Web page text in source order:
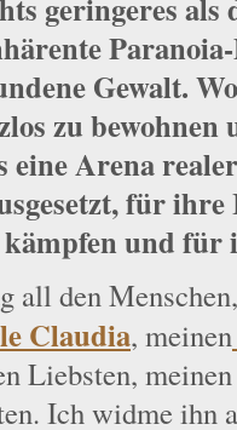
geringeres als
Gewalt.
zu
eine Arena
für
und
all den
Claudia, meinen
Liebsten,
Ich widme ihn